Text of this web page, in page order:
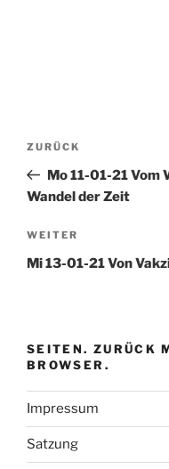
Vorheriger
Beitrag
ZURÜCK
Mo 11-01-21 Vom
Wandel der Zeit
Nächster
Beitrag
WEITER
Mi 13-01-21 Von
SEITEN. ZURÜCK
BROWSER.
Impressum
Satzung